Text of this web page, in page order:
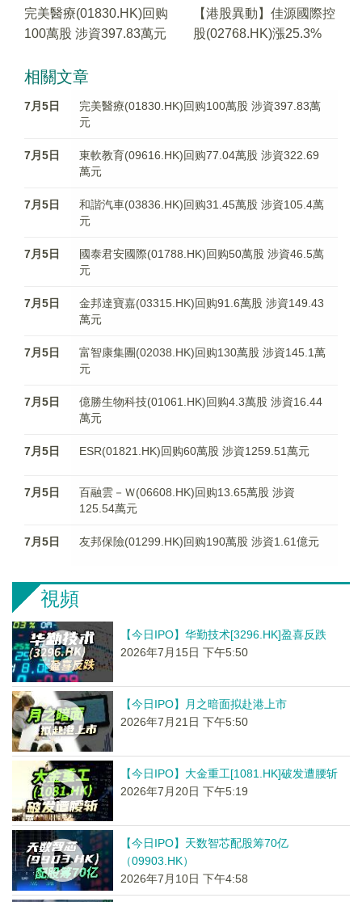
完美醫療(01830.HK)回购
100萬股 涉資397.83萬元
【港股異動】佳源國際控
股(02768.HK)漲25.3%
相關文章
7月5日
完美醫療(01830.HK)回购100萬股 涉資397.83萬
元
7月5日
東軟教育(09616.HK)回购77.04萬股 涉資322.69
萬元
7月5日
和諧汽車(03836.HK)回购31.45萬股 涉資105.4萬
元
7月5日
國泰君安國際(01788.HK)回购50萬股 涉資46.5萬
元
7月5日
金邦達寶嘉(03315.HK)回购91.6萬股 涉資149.43
萬元
7月5日
富智康集團(02038.HK)回购130萬股 涉資145.1萬
元
7月5日
億勝生物科技(01061.HK)回购4.3萬股 涉資16.44
萬元
7月5日 ESR(01821.HK)回购60萬股 涉資1259.51萬元
7月5日
百融雲－Ｗ(06608.HK)回购13.65萬股 涉資
125.54萬元
7月5日 友邦保險(01299.HK)回购190萬股 涉資1.61億元
視頻
【今日IPO】华勤技术[3296.HK]盈喜反跌
2026年7月15日 下午5:50
【今日IPO】月之暗面拟赴港上市
2026年7月21日 下午5:50
【今日IPO】大金重工[1081.HK]破发遭腰斩
2026年7月20日 下午5:19
【今日IPO】天数智芯配股筹70亿
（09903.HK）
2026年7月10日 下午4:58